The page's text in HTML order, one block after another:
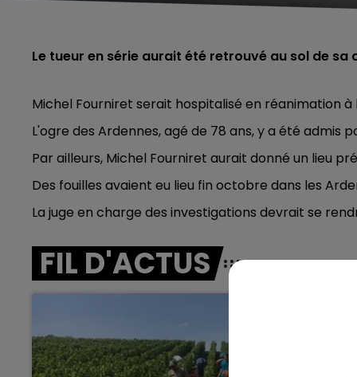
Le tueur en série aurait été retrouvé au sol de sa
Michel Fourniret serait hospitalisé en réanimation
L'ogre des Ardennes, agé de 78 ans, y a été admis
Par ailleurs, Michel Fourniret aurait donné un lieu
Des fouilles avaient eu lieu fin octobre dans les
La juge en charge des investigations devrait se
FIL D'ACTUS